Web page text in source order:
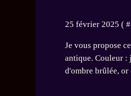
25 février 2025 ( #
Je vous propose
antique. Couleur :
d'ombre brûlée, or